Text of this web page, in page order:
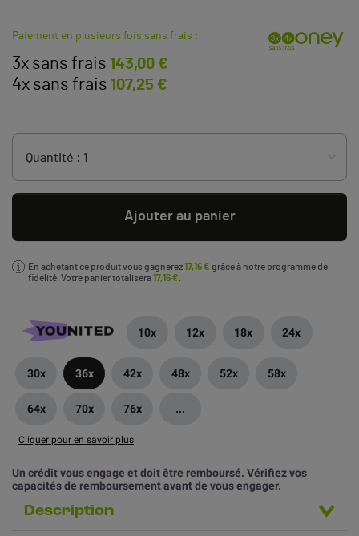
Paiement en plusieurs fois sans frais :
3x sans frais 143,00 €
4x sans frais 107,25 €
Ajouter au panier
En achetant ce produit vous gagnerez17,16 € grâce à notre programme de
fidélité. Votre panier totalisera17,16 €
10x 12x 18x 24x
30x 36x 42x 48x 52x 58x
64x 70x 76x ...
Cliquer pour en savoir plus
Un crédit vous engage et doit être remboursé. Vérifiez vos
capacités de remboursement avant de vous engager.
Description